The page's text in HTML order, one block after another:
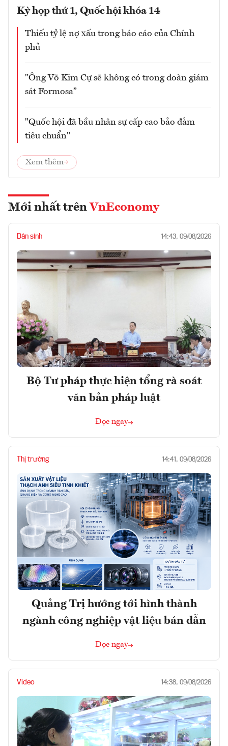
Kỳ họp thứ 1, Quốc hội khóa 14
Thiếu tỷ lệ nợ xấu trong báo cáo của Chính
phủ
"Ông Võ Kim Cự sẽ không có trong đoàn giám
sát Formosa”
"Quốc hội đã bầu nhân sự cấp cao bảo đảm
tiêu chuẩn"
Xem thêm
Mới nhất trên VnEconomy
Dân sinh 14:43, 09/08/2026
Bộ Tư pháp thực hiện tổng rà soát
văn bản pháp luật
Đọc ngay
Thị trường 14:41, 09/08/2026
Quảng Trị hướng tới hình thành
ngành công nghiệp vật liệu bán dẫn
Đọc ngay
Video 14:38, 09/08/2026